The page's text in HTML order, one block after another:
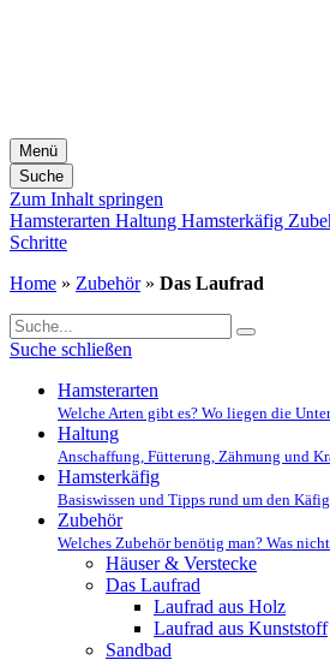
Menü
Suche
Zum Inhalt springen
Hamsterarten Haltung Hamsterkäfig
Schritte
Home » Zubehör» Das Laufrad
Suche schließen
Hamsterarten
Welche Arten gibt es? Wo liegen die
Haltung
Anschaffung, Fütterung, Zähmung und
Hamsterkäfig
Basiswissen und Tipps rund um den Käfig
Zubehör
Welches Zubehör benötig man? Was
Häuser & Verstecke
Das Laufrad
Laufrad aus Holz
Laufrad aus Kunststoff
Sandbad